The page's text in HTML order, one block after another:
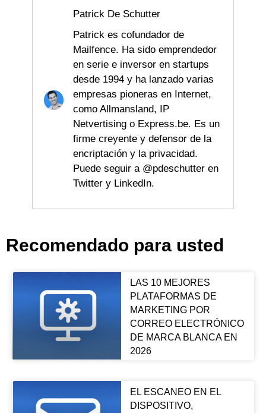
Patrick De Schutter
Patrick es cofundador de
Mailfence. Ha sido emprendedor
en serie e inversor en startups
desde 1994 y ha lanzado varias
empresas pioneras en Internet,
como Allmansland, IP
Netvertising o Express.be. Es un
firme creyente y defensor de la
encriptación y la privacidad.
Puede seguir a @pdeschutter en
Twitter y LinkedIn.
Recomendado para usted
LAS 10 MEJORES
PLATAFORMAS DE
MARKETING POR
CORREO ELECTRÓNICO
DE MARCA BLANCA EN
2026
EL ESCANEO EN EL
DISPOSITIVO,